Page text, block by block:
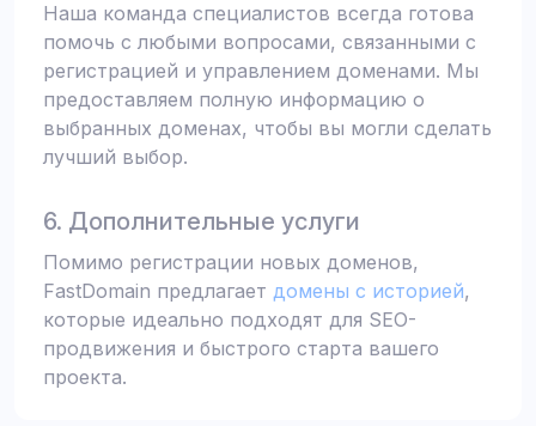
Наша команда специалистов всегда готова
помочь с любыми вопросами, связанными с
регистрацией и управлением доменами. Мы
предоставляем полную информацию о
выбранных доменах, чтобы вы могли сделать
лучший выбор.
6. Дополнительные услуги
Помимо регистрации новых доменов,
FastDomain предлагает домены с историей,
которые идеально подходят для SEO-
продвижения и быстрого старта вашего
проекта.